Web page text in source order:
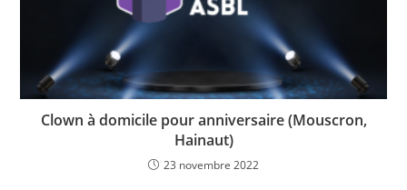
Clown à domicile pour anniversaire (Mouscron,
Hainaut)
23 novembre 2022